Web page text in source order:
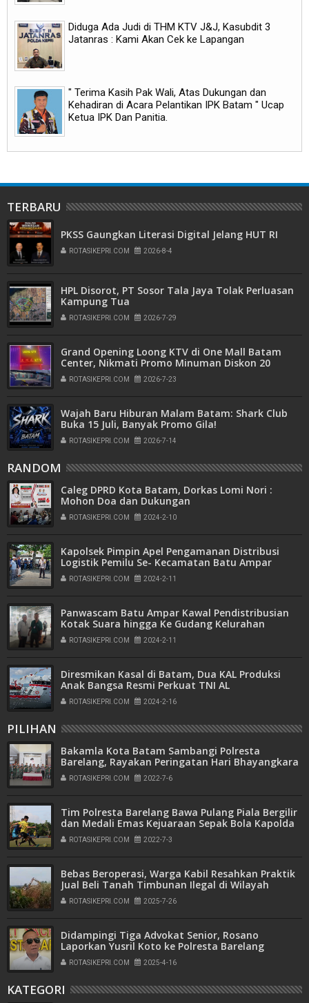
Diduga Ada Judi di THM KTV J&J, Kasubdit 3
Jatanras : Kami Akan Cek ke Lapangan
" Terima Kasih Pak Wali, Atas Dukungan dan
Kehadiran di Acara Pelantikan IPK Batam " Ucap
Ketua IPK Dan Panitia.
TERBARU
PKSS Gaungkan Literasi Digital Jelang HUT RI
ROTASIKEPRI.COM 2026-8-4
HPL Disorot, PT Sosor Tala Jaya Tolak Perluasan
Kampung Tua
ROTASIKEPRI.COM 2026-7-29
Grand Opening Loong KTV di One Mall Batam
Center, Nikmati Promo Minuman Diskon 20
Persen
ROTASIKEPRI.COM 2026-7-23
Wajah Baru Hiburan Malam Batam: Shark Club
Buka 15 Juli, Banyak Promo Gila!
ROTASIKEPRI.COM 2026-7-14
RANDOM
Caleg DPRD Kota Batam, Dorkas Lomi Nori :
Mohon Doa dan Dukungan
ROTASIKEPRI.COM 2024-2-10
Kapolsek Pimpin Apel Pengamanan Distribusi
Logistik Pemilu Se- Kecamatan Batu Ampar
ROTASIKEPRI.COM 2024-2-11
Panwascam Batu Ampar Kawal Pendistribusian
Kotak Suara hingga Ke Gudang Kelurahan
ROTASIKEPRI.COM 2024-2-11
Diresmikan Kasal di Batam, Dua KAL Produksi
Anak Bangsa Resmi Perkuat TNI AL
ROTASIKEPRI.COM 2024-2-16
PILIHAN
Bakamla Kota Batam Sambangi Polresta
Barelang, Rayakan Peringatan Hari Bhayangkara
ke-76
ROTASIKEPRI.COM 2022-7-6
Tim Polresta Barelang Bawa Pulang Piala Bergilir
dan Medali Emas Kejuaraan Sepak Bola Kapolda
Kepri Cup Tahun 2022
ROTASIKEPRI.COM 2022-7-3
Bebas Beroperasi, Warga Kabil Resahkan Praktik
Jual Beli Tanah Timbunan Ilegal di Wilayah
Pemukiman
ROTASIKEPRI.COM 2025-7-26
Didampingi Tiga Advokat Senior, Rosano
Laporkan Yusril Koto ke Polresta Barelang
ROTASIKEPRI.COM 2025-4-16
KATEGORI